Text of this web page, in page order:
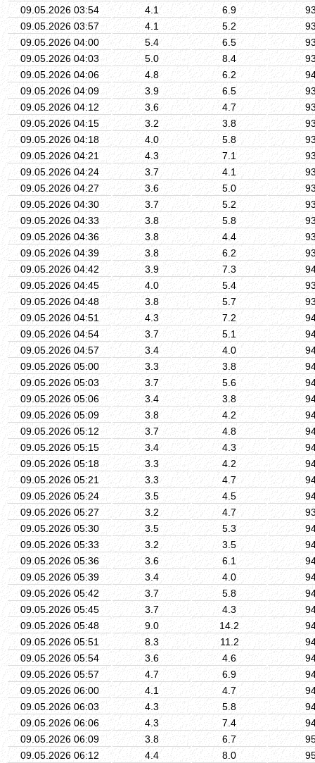
09.05.2026 03:54
4.1 6.9
09.05.2026 03:57
4.1 5.2
09.05.2026 04:00
5.4 6.5
09.05.2026 04:03
5.0 8.4
09.05.2026 04:06
4.8 6.2
09.05.2026 04:09
3.9 6.5
09.05.2026 04:12
3.6 4.7
09.05.2026 04:15
3.2 3.8
09.05.2026 04:18
4.0 5.8
09.05.2026 04:21
4.3 7.1
09.05.2026 04:24
3.7 4.1
09.05.2026 04:27
3.6 5.0
09.05.2026 04:30
3.7 5.2
09.05.2026 04:33
3.8 5.8
09.05.2026 04:36
3.8 4.4
09.05.2026 04:39
3.8 6.2
09.05.2026 04:42
3.9 7.3
09.05.2026 04:45
4.0 5.4
09.05.2026 04:48
3.8 5.7
09.05.2026 04:51
4.3 7.2
09.05.2026 04:54
3.7 5.1
09.05.2026 04:57
3.4 4.0
09.05.2026 05:00
3.3 3.8
09.05.2026 05:03
3.7 5.6
09.05.2026 05:06
3.4 3.8
09.05.2026 05:09
3.8 4.2
09.05.2026 05:12
3.7 4.8
09.05.2026 05:15
3.4 4.3
09.05.2026 05:18
3.3 4.2
09.05.2026 05:21
3.3 4.7
09.05.2026 05:24
3.5 4.5
09.05.2026 05:27
3.2 4.7
09.05.2026 05:30
3.5 5.3
09.05.2026 05:33
3.2 3.5
09.05.2026 05:36
3.6 6.1
09.05.2026 05:39
3.4 4.0
09.05.2026 05:42
3.7 5.8
09.05.2026 05:45
3.7 4.3
09.05.2026 05:48
9.0 14.2
09.05.2026 05:51
8.3 11.2
09.05.2026 05:54
3.6 4.6
09.05.2026 05:57
4.7 6.9
09.05.2026 06:00
4.1 4.7
09.05.2026 06:03
4.3 5.8
09.05.2026 06:06
4.3 7.4
09.05.2026 06:09
3.8 6.7
09.05.2026 06:12
4.4 8.0